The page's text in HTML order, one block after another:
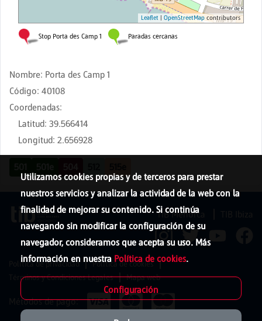
Nombre: Porta des Camp 1
Código: 40108
Coordenadas:
Latitud: 39.566414
Longitud: 2.656928
Utilizamos cookies propias y de terceros para prestar
nuestros servicios y analizar la actividad de la web con la
finalidad de mejorar su contenido. Si continúa
navegando sin modificar la configuración de su
navegador, consideramos que acepta su uso. Más
información en nuestra Política de cookies.
Configuración
TIB Menorca
Política de privacidad
Política de cookies
Términos y Condiciones Legales
Mapa web
Métodos de pago: